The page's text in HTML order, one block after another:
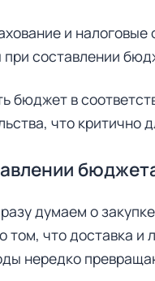
и налоговые
составлении
бюджет в
что критично
думаем о
что доставка и
нередко